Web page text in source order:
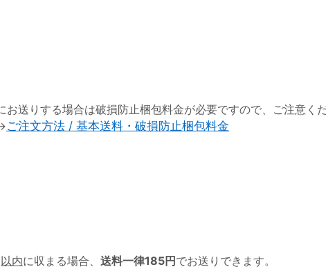
送りする場合は破損防止梱包料金が必要ですので、ご注意くだ
ご注文方法 / 基本送料・破損防止梱包料金
内に収まる場合、 送料一律185円 でお送りできます。